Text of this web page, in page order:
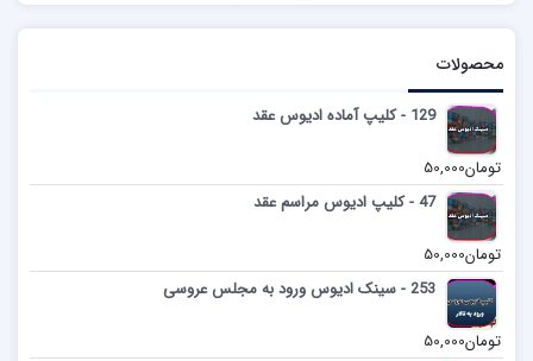
محصولات
129 - کلیپ آماده ادیوس عقد
تومان50,000
47 - کلیپ ادیوس مراسم عقد
تومان50,000
253 - سینک ادیوس ورود به مجلس عروسی
تومان50,000